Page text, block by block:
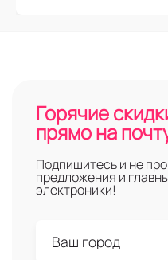
Горячие
прямо на
Подпишитесь и не
предложения и
электроники!